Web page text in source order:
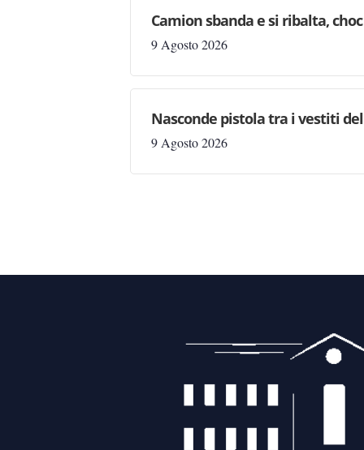
Camion sbanda e si ribalta,
9 Agosto 2026
Nasconde pistola tra i vestiti
9 Agosto 2026